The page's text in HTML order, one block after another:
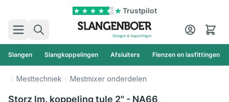
Trustpilot
Zoek
Cart
Slangen Slangkoppelingen Afsluiters Flenzen en lasfittingen
Mesttechniek Mestmixer onderdelen
Storz lm. koppeling tule 2" - NA66